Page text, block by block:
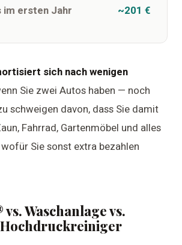
im ersten Jahr ~201 €
sich nach wenigen
Sie zwei Autos haben — noch
schweigen davon, dass Sie damit
Fahrrad, Gartenmöbel und alles
Sie sonst extra bezahlen
Waschanlage vs.